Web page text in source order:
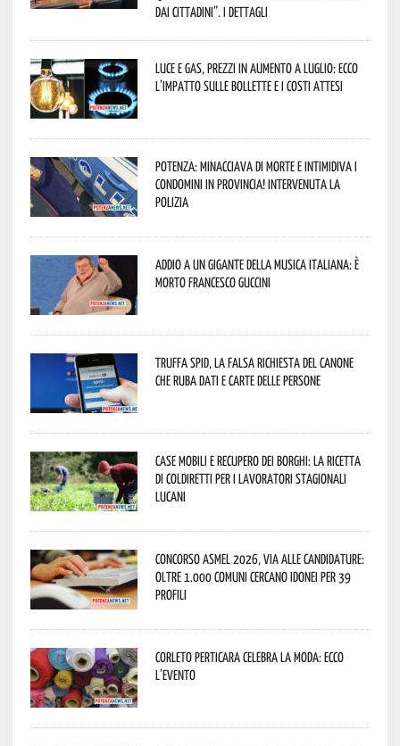
dai cittadini”. I dettagli
Luce e gas, prezzi in aumento a luglio: ecco
l’impatto sulle bollette e i costi attesi
Potenza: minacciava di morte e intimidiva i
condomini in provincia! Intervenuta la
Polizia
Addio a un gigante della musica italiana: è
morto Francesco Guccini
Truffa Spid, la falsa richiesta del canone
che ruba dati e carte delle persone
Case mobili e recupero dei borghi: la ricetta
di Coldiretti per i lavoratori stagionali
lucani
Concorso Asmel 2026, via alle candidature:
oltre 1.000 Comuni cercano idonei per 39
profili
Corleto Perticara celebra la moda: ecco
l’evento